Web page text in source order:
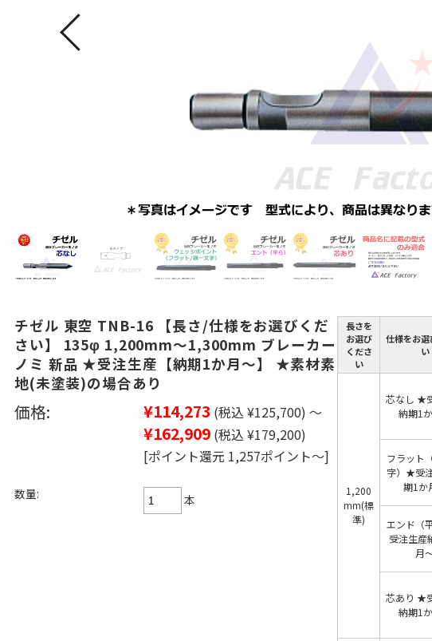
チゼル 東空 TNB-16 【長さ/仕様をお選びくだ
さい】 135φ 1,200mm～1,300mm ブレーカー
ノミ 新品 ★受注生産【納期1か月～】 ★素材素
地(未塗装)の場合あり
価格: ¥114,273 (税込 ¥125,700) ～
¥162,909 (税込 ¥179,200)
[ポイント還元 1,257ポイント～]
数量: 本
長さを
お選び
くださ
い
仕様をお
い
1,200
mm(標
準)
芯なし ★
納期1
フラット
字）★受
期1か
エンド（
受注生産
月
芯あり ★
納期1